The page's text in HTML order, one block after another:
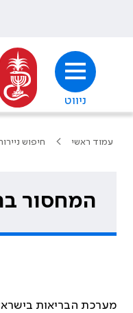
ניווט
עמוד ראשי חיפוש
המחסור
מערכת הבריאות